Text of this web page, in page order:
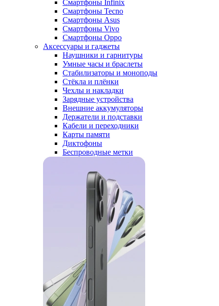
Смартфоны Infinix
Смартфоны Tecno
Смартфоны Asus
Смартфоны Vivo
Смартфоны Oppo
Аксессуары и гаджеты
Наушники и гарнитуры
Умные часы и браслеты
Стабилизаторы и моноподы
Стёкла и плёнки
Чехлы и накладки
Зарядные устройства
Внешние аккумуляторы
Держатели и подставки
Кабели и переходники
Карты памяти
Диктофоны
Беспроводные метки